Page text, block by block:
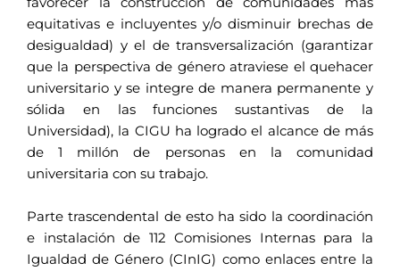
equitativas e incluyentes y/o disminuir brechas de
desigualdad) y el de transversalización (garantizar
que la perspectiva de género atraviese el quehacer
universitario y se integre de manera permanente y
sólida en las funciones sustantivas de la
Universidad), la CIGU ha logrado el alcance de más
de 1 millón de personas en la comunidad
universitaria con su trabajo.
Parte trascendental de esto ha sido la coordinación
e instalación de 112 Comisiones Internas para la
Igualdad de Género (CInIG) como enlaces entre la